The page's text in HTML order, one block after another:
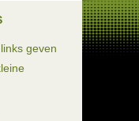
geven